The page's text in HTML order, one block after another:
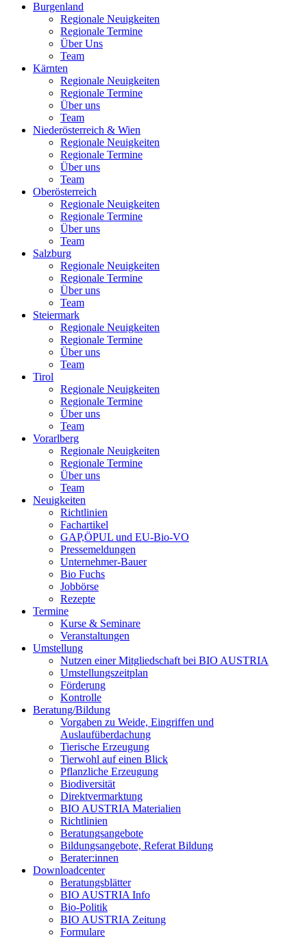
Burgenland
Regionale Neuigkeiten
Regionale Termine
Über Uns
Team
Kärnten
Regionale Neuigkeiten
Regionale Termine
Über uns
Team
Niederösterreich & Wien
Regionale Neuigkeiten
Regionale Termine
Über uns
Team
Oberösterreich
Regionale Neuigkeiten
Regionale Termine
Über uns
Team
Salzburg
Regionale Neuigkeiten
Regionale Termine
Über uns
Team
Steiermark
Regionale Neuigkeiten
Regionale Termine
Über uns
Team
Tirol
Regionale Neuigkeiten
Regionale Termine
Über uns
Team
Vorarlberg
Regionale Neuigkeiten
Regionale Termine
Über uns
Team
Neuigkeiten
Richtlinien
Fachartikel
GAP,ÖPUL und EU-Bio-VO
Pressemeldungen
Unternehmer-Bauer
Bio Fuchs
Jobbörse
Rezepte
Termine
Kurse & Seminare
Veranstaltungen
Umstellung
Nutzen einer Mitgliedschaft bei BIO AUSTRIA
Umstellungszeitplan
Förderung
Kontrolle
Beratung/Bildung
Vorgaben zu Weide, Eingriffen und
Auslaufüberdachung
Tierische Erzeugung
Tierwohl auf einen Blick
Pflanzliche Erzeugung
Biodiversität
Direktvermarktung
BIO AUSTRIAMaterialien
Richtlinien
Beratungsangebote
Bildungsangebote, Referat Bildung
Berater:innen
Downloadcenter
Beratungsblätter
BIO AUSTRIAInfo
Bio-Politik
BIO AUSTRIAZeitung
Formulare